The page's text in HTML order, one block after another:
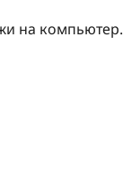
на компьютер.